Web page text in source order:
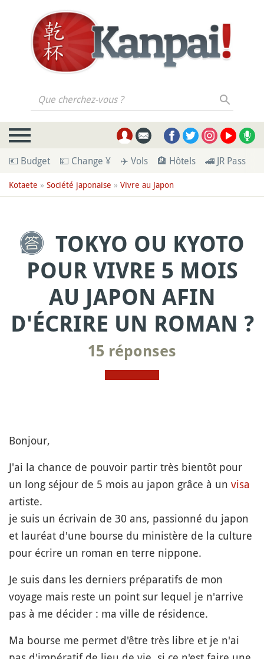
Que cherchez-vous ?
💶 Budget 💴 Change ¥ ✈️ Vols 🏨 Hôtels 🚄 JR Pass
Kotaete » Société japonaise » Vivre au Japon
TOKYO OU KYOTO
POUR VIVRE 5 MOIS
AU JAPON AFIN
D'ÉCRIRE UN ROMAN ?
15 réponses
Bonjour,
J'ai la chance de pouvoir partir très bientôt pour
un long séjour de 5 mois au japon grâce à un visa
artiste.
je suis un écrivain de 30 ans, passionné du japon
et lauréat d'une bourse du ministère de la culture
pour écrire un roman en terre nippone.
Je suis dans les derniers préparatifs de mon
voyage mais reste un point sur lequel je n'arrive
pas à me décider : ma ville de résidence.
Ma bourse me permet d'être très libre et je n'ai